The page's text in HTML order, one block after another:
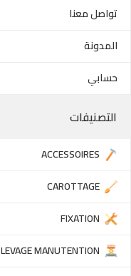
تواصل معنا
المدونة
حسابي
التصنيفات
ACCESSOIRES
CAROTTAGE
FIXATION
LEVAGE MANUTENTION